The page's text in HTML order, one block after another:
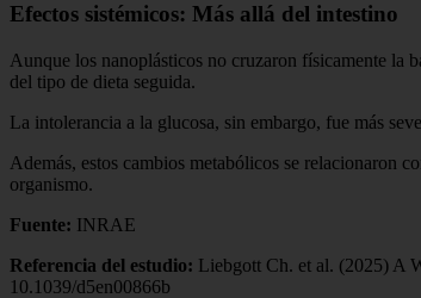
Efectos sistémicos: Más allá del intestino
Aunque los nanoplásticos no cruzaron físicamente la
del tipo de dieta seguida.
La intolerancia a la glucosa, sin embargo, fue más
Además, estos cambios metabólicos se relacionaron
organismo.
Fuente: INRAE
Referencia del estudio: Liebgott Ch. et al. (2025) A
10.1039/d5en00866b